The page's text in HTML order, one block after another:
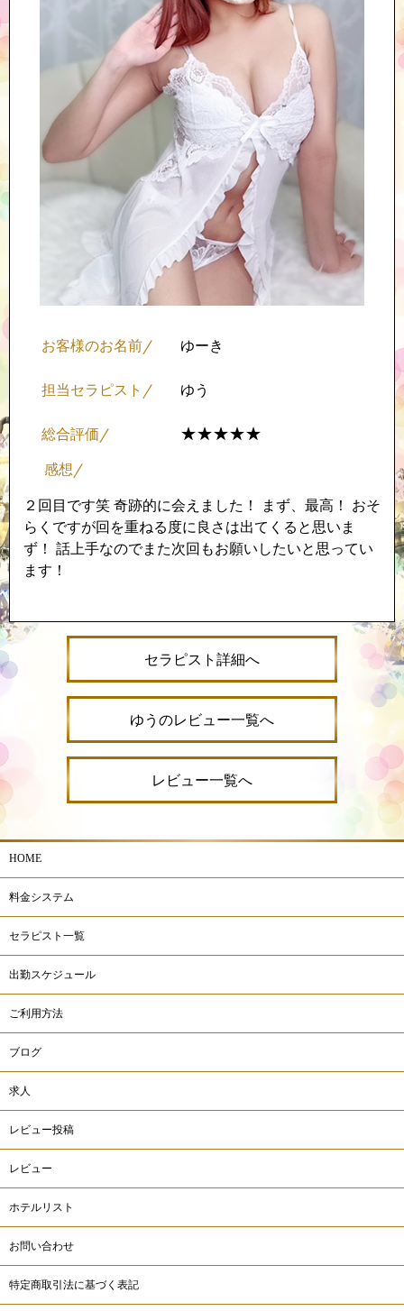
お客様のお名前/ ゆーき
担当セラピスト/ ゆう
総合評価/ ★★★★★
★★★★★
感想/
２回目です笑 奇跡的に会えました！ まず、最高！ おそ
らくですが回を重ねる度に良さは出てくると思いま
ず！ 話上手なのでまた次回もお願いしたいと思ってい
ます！
セラピスト詳細へ
ゆうのレビュー一覧へ
レビュー一覧へ
HOME
料金システム
セラピスト一覧
出勤スケジュール
ご利用方法
ブログ
求人
レビュー投稿
レビュー
ホテルリスト
お問い合わせ
特定商取引法に基づく表記